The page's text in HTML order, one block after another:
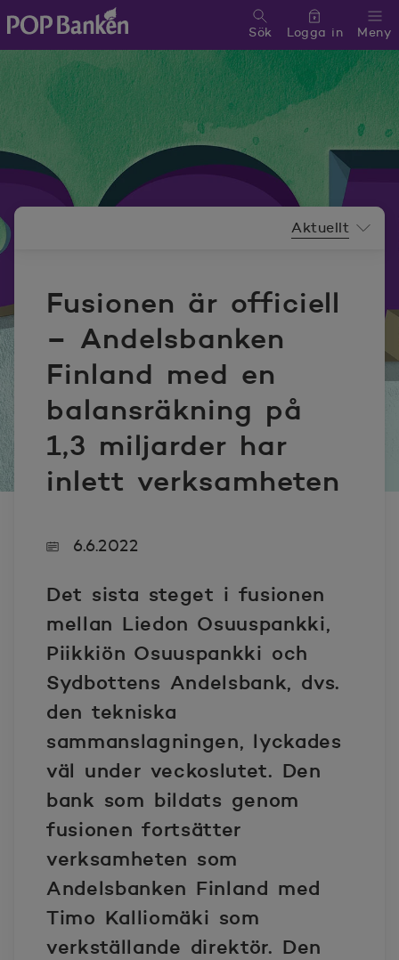
POP banken, till hemsidan
Meny
Sök Logga in
Fusionen är officiell
– Andelsbanken
Finland med en
balansräkning på
1,3 miljarder har
inlett verksamheten
Aktuellt
6.6.2022
Det sista steget i fusionen
mellan Liedon Osuuspankki,
Piikkiön Osuuspankki och
Sydbottens Andelsbank, dvs.
den tekniska
sammanslagningen, lyckades
väl under veckoslutet. Den
bank som bildats genom
fusionen fortsätter
verksamheten som
Andelsbanken Finland med
Timo Kalliomäki som
verkställande direktör. Den